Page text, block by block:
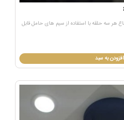
هر سه حلقه با استفاده از سیم های حامل قابل
افزودن به سبد